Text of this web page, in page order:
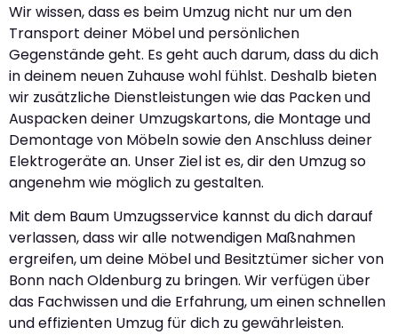
Wir wissen, dass es beim Umzug nicht nur um den
Transport deiner Möbel und persönlichen
Gegenstände geht. Es geht auch darum, dass du dich
in deinem neuen Zuhause wohl fühlst. Deshalb bieten
wir zusätzliche Dienstleistungen wie das Packen und
Auspacken deiner Umzugskartons, die Montage und
Demontage von Möbeln sowie den Anschluss deiner
Elektrogeräte an. Unser Ziel ist es, dir den Umzug so
angenehm wie möglich zu gestalten.
Mit dem Baum Umzugsservice kannst du dich darauf
verlassen, dass wir alle notwendigen Maßnahmen
ergreifen, um deine Möbel und Besitztümer sicher von
Bonn nach Oldenburg zu bringen. Wir verfügen über
das Fachwissen und die Erfahrung, um einen schnellen
und effizienten Umzug für dich zu gewährleisten.